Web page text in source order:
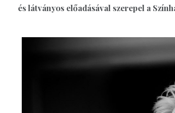
és látványos előadásával szerepel a